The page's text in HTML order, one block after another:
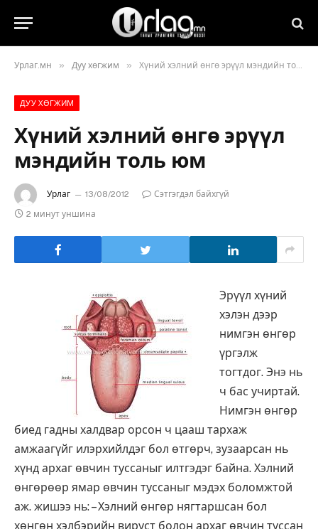
Урлаг.мн » Дуу хөгжим » Хүний хэлний өнгө эрүүл мэндийн толь юм
ДУУ ХӨГЖИМ
Хүний хэлний өнгө эрүүл
мэндийн толь юм
Урлаг 13/08/2012
Сэтгэгдэл байхгүй
2 минут уншина
Эрүүл хүний
хэлэн дээр
нимгэн өнгөр
үргэлж
тогтдог. Энэ нь
ч бас учиртай.
Нимгэн өнгөр
биед гадны халдвар орсон ч цааш тархаж
амжаагүйг илэрхийлдэг бол өтгөрч, зузаарсан нь
хүнд архаг өвчин туссаныг илтгэдэг байна. Хэлний
өнгөрөөр ямар өвчин туссаныг мэдэх боломжтой
аж. жишээ нь: – Хэлний өнгөр нягтаршсан бол
хөнгөн хэлбэрийн вируст болон архаг өвчин туссан